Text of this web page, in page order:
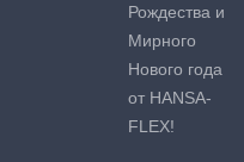
Рождества и
Мирного
Нового года
от HANSA-
FLEX!